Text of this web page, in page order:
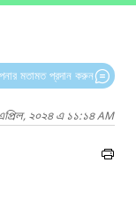
মতামত প্রদান করুন
২০২৪ এ ১১:১৪ AM